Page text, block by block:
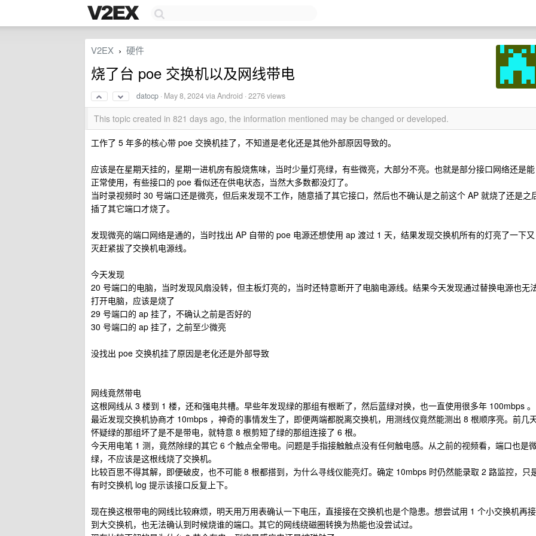
V2EX › 硬件
烧了台 poe 交换机以及网线带电
datocp · May 8, 2024via Android · 2276 views
This topic created in 821 days ago, the information mentioned may be changed or developed.
工作了 5 年多的核心带 poe 交换机挂了，不知道是老化还是其他外部原因导致的。
应该是在星期天挂的，星期一进机房有股烧焦味，当时少量灯亮绿，有些微亮，大部分不亮。也就是部分接口网络还是能
正常使用，有些接口的 poe 看似还在供电状态，当然大多数都没灯了。
当时录视频时 30 号端口还是微亮，但后来发现不工作，随意插了其它接口，然后也不确认是之前这个 AP 就烧了还是之
插了其它端口才烧了。
发现微亮的端口网络是通的，当时找出 AP 自带的 poe 电源还想使用 ap 渡过 1 天，结果发现交换机所有的灯亮了一下又
灭赶紧拔了交换机电源线。
今天发现
20 号端口的电脑，当时发现风扇没转，但主板灯亮的，当时还特意断开了电脑电源线。结果今天发现通过替换电源也无
打开电脑，应该是烧了
29 号端口的 ap 挂了，不确认之前是否好的
30 号端口的 ap 挂了，之前至少微亮
没找出 poe 交换机挂了原因是老化还是外部导致
网线竟然带电
这根网线从 3 楼到 1 楼，还和强电共槽。早些年发现绿的那组有根断了，然后蓝绿对换，也一直使用很多年 100mbps 。
最近发现交换机协商才 10mbps ，神奇的事情发生了，即便两端都脱离交换机，用测线仪竟然能测出 8 根顺序亮。前几
怀疑绿的那组坏了是不是带电，就特意 8 根剪短了绿的那组连接了 6 根。
今天用电笔 1 测，竟然除绿的其它 6 个触点全带电。问题是手指接触触点没有任何触电感。从之前的视频看，端口也是
绿，不应该是这根线烧了交换机。
比较百思不得其解，即便破皮，也不可能 8 根都搭到，为什么寻线仪能亮灯。确定 10mbps 时仍然能录取 2 路监控，只
有时交换机 log 提示该接口反复上下。
现在换这根带电的网线比较麻烦，明天用万用表确认一下电压，直接接在交换机也是个隐患。想尝试用 1 个小交换机再接
到大交换机，也无法确认到时候烧谁的端口。其它的网线绕磁圈转换为热能也没尝试过。